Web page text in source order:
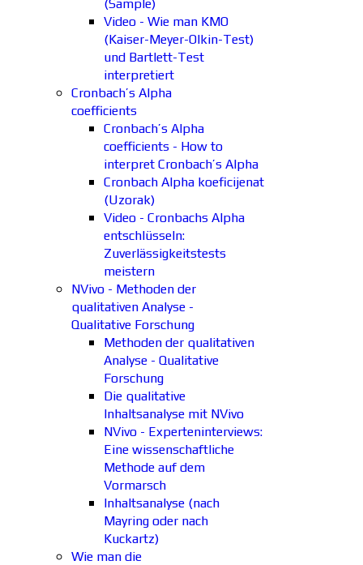
(Sample)
Video - Wie man KMO
(Kaiser-Meyer-Olkin-Test)
und Bartlett-Test
interpretiert
Cronbach’s Alpha
coefficients
Cronbach’s Alpha
coefficients - How to
interpret Cronbach’s Alpha
Cronbach Alpha koeficijenat
(Uzorak)
Video - Cronbachs Alpha
entschlüsseln:
Zuverlässigkeitstests
meistern
NVivo - Methoden der
qualitativen Analyse -
Qualitative Forschung
Methoden der qualitativen
Analyse - Qualitative
Forschung
Die qualitative
Inhaltsanalyse mit NVivo
NVivo - Experteninterviews:
Eine wissenschaftliche
Methode auf dem
Vormarsch
Inhaltsanalyse (nach
Mayring oder nach
Kuckartz)
Wie man die